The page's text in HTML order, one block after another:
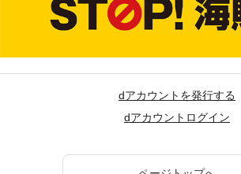
dアカウントを発行する
dアカウントログイン